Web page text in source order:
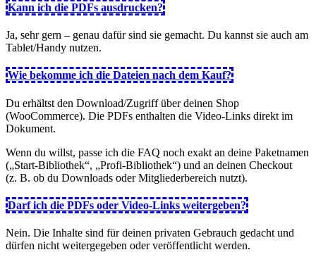
Kann ich die PDFs ausdrucken?
Ja, sehr gern – genau dafür sind sie gemacht. Du kannst sie auch am
Tablet/Handy nutzen.
Wie bekomme ich die Dateien nach dem Kauf?
Du erhältst den Download/Zugriff über deinen Shop
(WooCommerce). Die PDFs enthalten die Video‑Links direkt im
Dokument.
Wenn du willst, passe ich die FAQ noch exakt an deine Paketnamen
(„Start‑Bibliothek“, „Profi‑Bibliothek“) und an deinen Checkout
(z. B. ob du Downloads oder Mitgliederbereich nutzt).
Darf ich die PDFs oder Video‑Links weitergeben?
Nein. Die Inhalte sind für deinen privaten Gebrauch gedacht und
dürfen nicht weitergegeben oder veröffentlicht werden.